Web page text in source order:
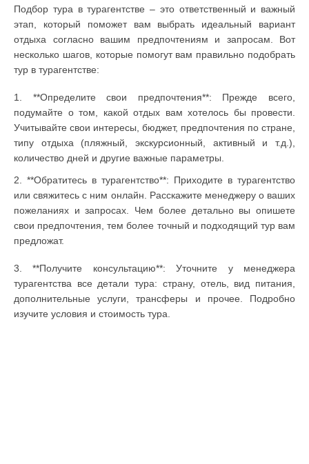
Подбор тура в турагентстве – это ответственный и важный
этап, который поможет вам выбрать идеальный вариант
отдыха согласно вашим предпочтениям и запросам. Вот
несколько шагов, которые помогут вам правильно подобрать
тур в турагентстве:
1. **Определите свои предпочтения**: Прежде всего,
подумайте о том, какой отдых вам хотелось бы провести.
Учитывайте свои интересы, бюджет, предпочтения по стране,
типу отдыха (пляжный, экскурсионный, активный и т.д.),
количество дней и другие важные параметры.
2. **Обратитесь в турагентство**: Приходите в турагентство
или свяжитесь с ним онлайн. Расскажите менеджеру о ваших
пожеланиях и запросах. Чем более детально вы опишете
свои предпочтения, тем более точный и подходящий тур вам
предложат.
3. **Получите консультацию**: Уточните у менеджера
турагентства все детали тура: страну, отель, вид питания,
дополнительные услуги, трансферы и прочее. Подробно
изучите условия и стоимость тура.